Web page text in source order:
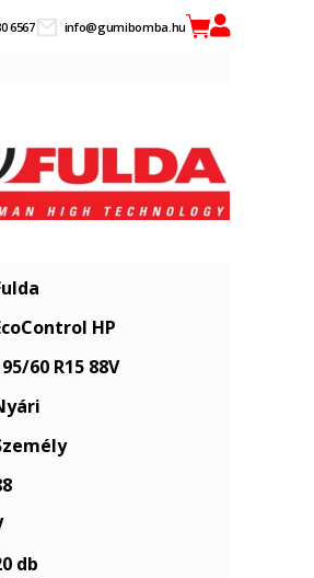
6567 info@gumibomba.hu
HP
60 R15 88V
db